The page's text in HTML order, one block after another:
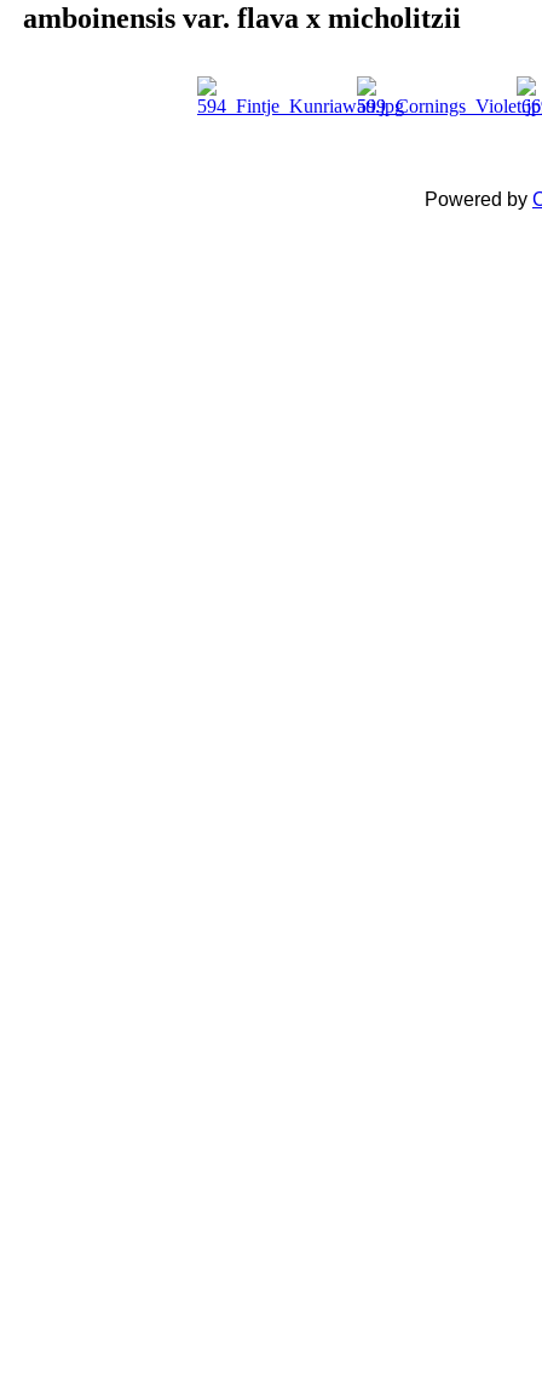
amboinensis var. flava x micholitzii
Powered by